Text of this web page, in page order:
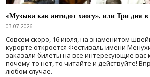
«Музыка как антидот хаосу», или Три дня
03.07.2026
Совсем скоро, 16 июля, на знаменитом
курорте откроется Фестиваль имени
заказали билеты на все интересующие вас
почему-то нет, то читайте и действуйте!
любом случае.